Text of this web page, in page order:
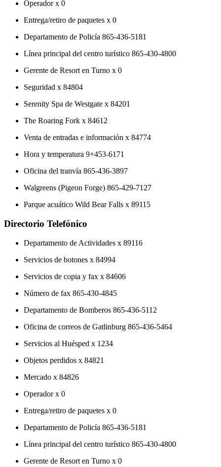
Operador x 0
Entrega/retiro de paquetes x 0
Departamento de Policía 865-436-5181
Línea principal del centro turístico 865-430-4800
Gerente de Resort en Turno x 0
Seguridad x 84804
Serenity Spa de Westgate x 84201
The Roaring Fork x 84612
Venta de entradas e información x 84774
Hora y temperatura 9+453-6171
Oficina del tranvía 865-436-3897
Walgreens (Pigeon Forge) 865-429-7127
Parque acuático Wild Bear Falls x 89115
Directorio Telefónico
Departamento de Actividades x 89116
Servicios de botones x 84994
Servicios de copia y fax x 84606
Número de fax 865-430-4845
Departamento de Bomberos 865-436-5112
Oficina de correos de Gatlinburg 865-436-5464
Servicios al Huésped x 1234
Objetos perdidos x 84821
Mercado x 84826
Operador x 0
Entrega/retiro de paquetes x 0
Departamento de Policía 865-436-5181
Línea principal del centro turístico 865-430-4800
Gerente de Resort en Turno x 0